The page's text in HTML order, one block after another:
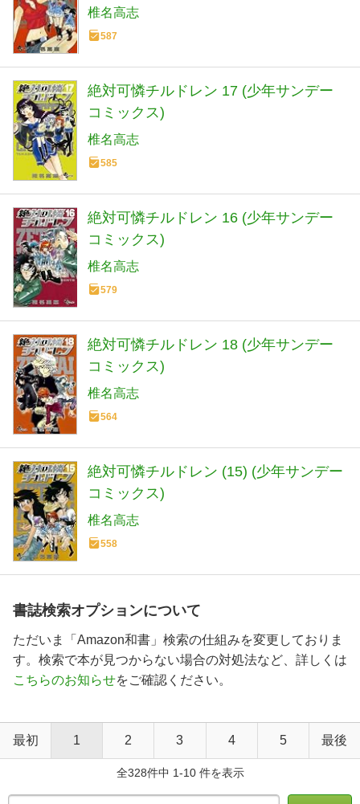
椎名高志
587
絶対可憐チルドレン 17 (少年サンデー
コミックス)
椎名高志
585
絶対可憐チルドレン 16 (少年サンデー
コミックス)
椎名高志
579
絶対可憐チルドレン 18 (少年サンデー
コミックス)
椎名高志
564
絶対可憐チルドレン (15) (少年サンデー
コミックス)
椎名高志
558
書誌検索オプションについて
ただいま「Amazon和書」検索の仕組みを変更しておりま
す。検索で本が見つからない場合の対処法など、詳しくは
こちらのお知らせをご確認ください。
最初 1 2 3 4 5 最後
全328件中 1-10 件を表示